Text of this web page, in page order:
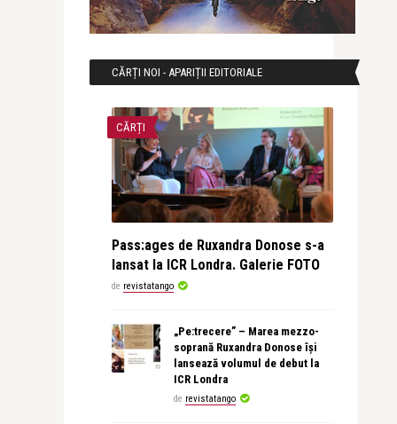
CĂRȚI NOI - APARIȚII EDITORIALE
CĂRȚI
Pass:ages de Ruxandra Donose s-a
lansat la ICR Londra. Galerie FOTO
de revistatango
„Pe:trecere” – Marea mezzo-
soprană Ruxandra Donose își
lansează volumul de debut la
ICR Londra
de revistatango